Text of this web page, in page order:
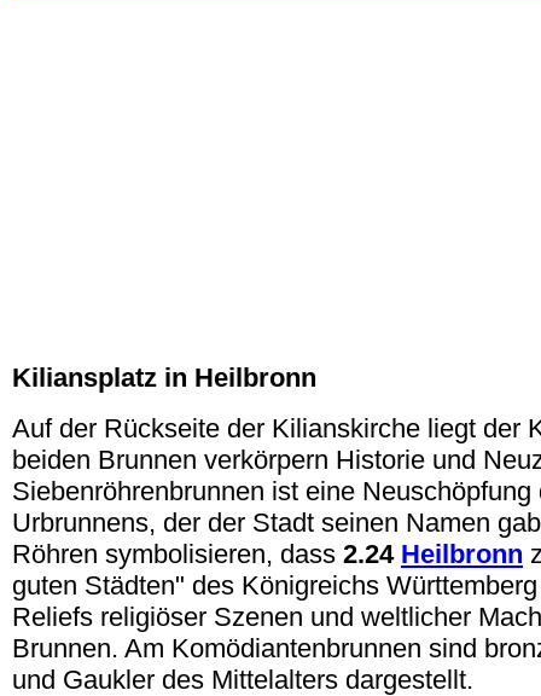
Kiliansplatz in Heilbronn
Auf der Rückseite der Kilianskirche liegt der
beiden Brunnen verkörpern Historie und
Siebenröhrenbrunnen ist eine Neuschöpfung
Urbrunnens, der der Stadt seinen Namen
Röhren symbolisieren, dass 2.24 Heilbronn
guten Städten" des Königreichs
Reliefs religiöser Szenen und weltlicher
Brunnen. Am Komödiantenbrunnen sind
und Gaukler des Mittelalters dargestellt.